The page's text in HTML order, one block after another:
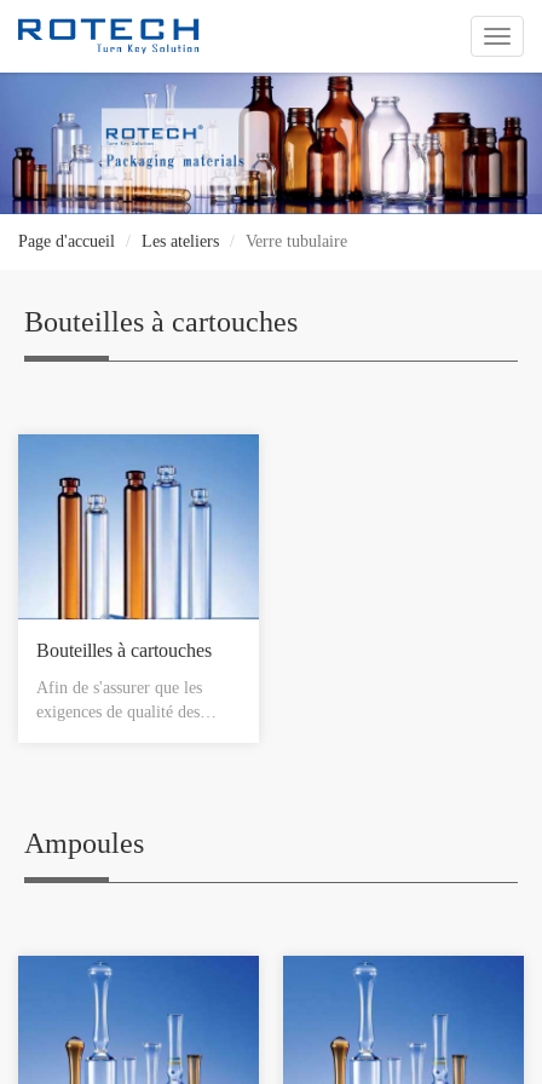
切
换
Page d'accueil Les ateliers Verre tubulaire
Bouteilles à cartouches
Bouteilles à cartouches
Afin de s'assurer que les
exigences de qualité des
système de détection visuelle
contrôlé à 100%. Notre
chaîne de production la plus
pour vérifier les défauts
d'apparence et les caméras à
l'extrémité du verre contrôlé
par balayage linéaire.
L'emballage final est réalisé
dans des conditions
Ampoules